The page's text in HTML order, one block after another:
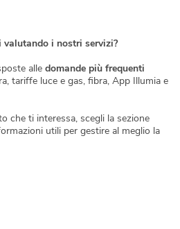
è coperta dalla fibra
un comfort ottimale tutto l’anno.
i nostri servizi?
alle domande più frequenti
tariffe luce e gas, fibra, App Illumia e
che ti interessa, scegli la sezione
utili per gestire al meglio la